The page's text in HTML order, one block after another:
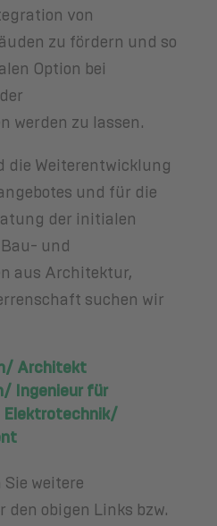
von
zu fördern und so
Option bei
werden zu lassen.
die Weiterentwicklung
und für die
der initialen
und
aus Architektur,
suchen wir
Architekt
Ingenieur für
Elektrotechnik/
weitere
obigen Links bzw.